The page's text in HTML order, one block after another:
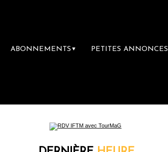
ABONNEMENTS ▼ PETITES ANNONCES